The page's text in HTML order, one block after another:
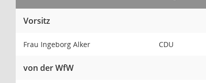
Vorsitz
Frau Ingeborg Alker CDU
von der WfW